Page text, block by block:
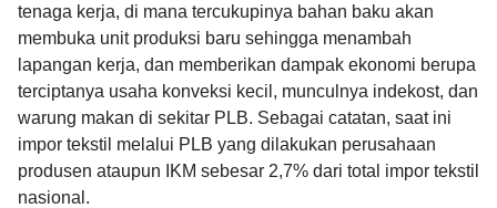
tenaga kerja, di mana tercukupinya bahan baku akan
membuka unit produksi baru sehingga menambah
lapangan kerja, dan memberikan dampak ekonomi berupa
terciptanya usaha konveksi kecil, munculnya indekost, dan
warung makan di sekitar PLB. Sebagai catatan, saat ini
impor tekstil melalui PLB yang dilakukan perusahaan
produsen ataupun IKM sebesar 2,7% dari total impor tekstil
nasional.